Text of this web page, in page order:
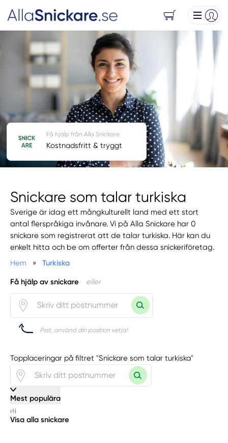
Snickare som talar turkiska
Sverige är idag ett mångkulturellt land med ett stort
antal flerspråkiga invånare. Vi på Alla Snickare har 0
snickare som registrerat att de talar turkiska. Här kan du
enkelt hitta och be om offerter från dessa snickeriföretag.
Hem
» Turkiska
Få hjälp av snickare eller
Psst, använd din position vetja!
Få hjälp från Alla Snickare
Kostnadsfritt & tryggt
Topplaceringar på filtret "Snickare som talar turkiska"
Mest populära
Visa alla snickare